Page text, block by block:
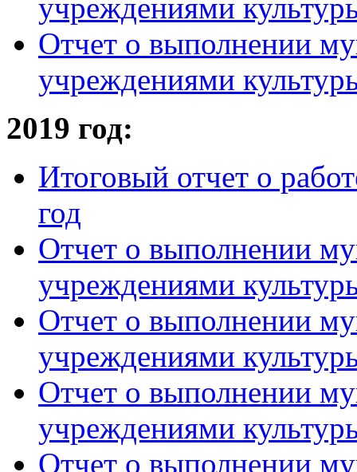
учреждениями
Отчет о выполнении
учреждениями
2019 год:
Итоговый отчет о
год
Отчет о выполнении
учреждениями
Отчет о выполнении
учреждениями
Отчет о выполнении
учреждениями
Отчет о выполнении